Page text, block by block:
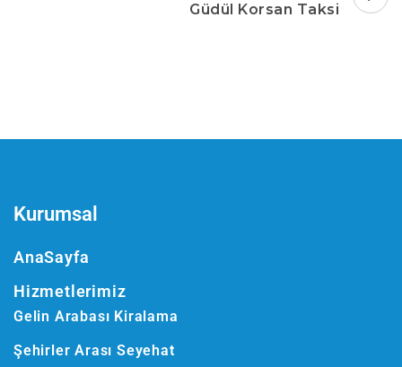
Güdül Korsan Taksi
Kurumsal
AnaSayfa
Hizmetlerimiz
Gelin Arabası Kiralama
Şehirler Arası Seyehat